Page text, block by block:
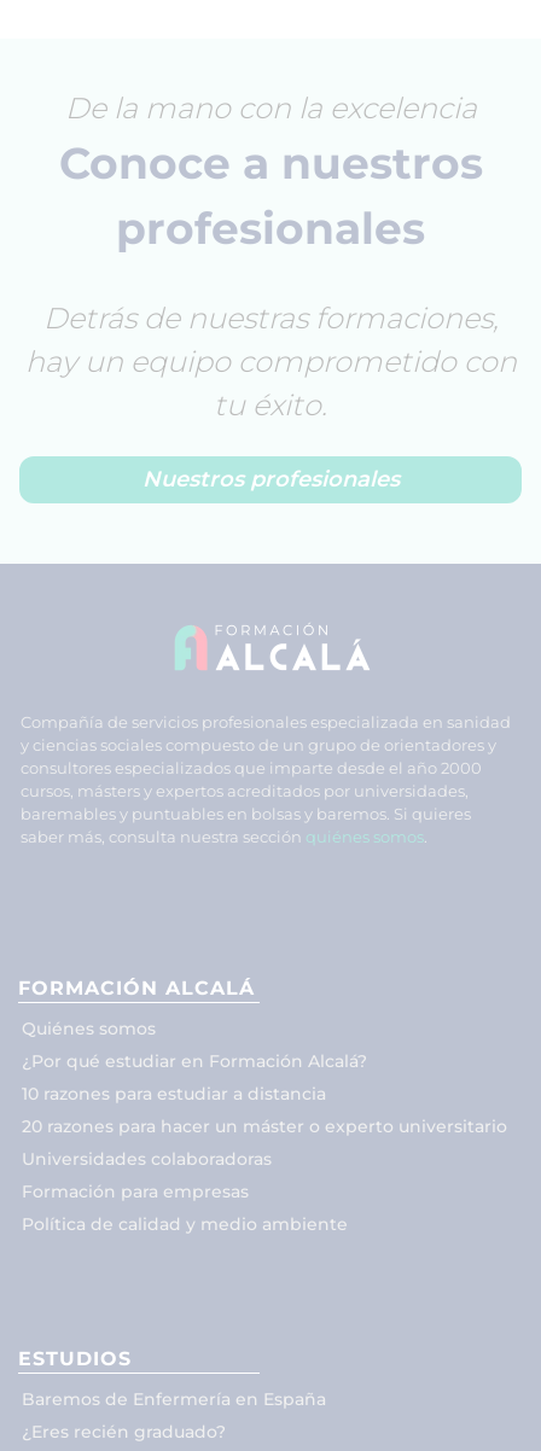
De la mano con la excelencia
Conoce a nuestros
profesionales
Detrás de nuestras formaciones,
hay un equipo comprometido con
tu éxito.
Nuestros profesionales
Compañía de servicios profesionales especializada en sanidad
y ciencias sociales compuesto de un grupo de orientadores y
consultores especializados que imparte desde el año 2000
cursos, másters y expertos acreditados por universidades,
baremables y puntuables en bolsas y baremos. Si quieres
saber más, consulta nuestra sección quiénes somos
FORMACIÓN ALCALÁ
Quiénes somos
¿Por qué estudiar en Formación Alcalá?
10 razones para estudiar a distancia
20 razones para hacer un máster o experto universitario
Universidades colaboradoras
Formación para empresas
Política de calidad y medio ambiente
ESTUDIOS
Baremos de Enfermería en España
¿Eres recién graduado?